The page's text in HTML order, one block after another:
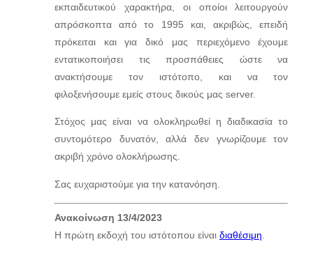
εκπαιδευτικού χαρακτήρα, οι οποίοι λειτουργούν
απρόσκοπτα από το 1995 και, ακριβώς, επειδή
πρόκειται και για δικό μας περιεχόμενο έχουμε
εντατικοποιήσει τις προσπάθειες ώστε να
ανακτήσουμε τον ιστότοπο, και να τον
φιλοξενήσουμε εμείς στους δικούς μας server.
Στόχος μας είναι να ολοκληρωθεί η διαδικασία το
συντομότερο δυνατόν, αλλά δεν γνωρίζουμε τον
ακριβή χρόνο ολοκλήρωσης.
Σας ευχαριστούμε για την κατανόηση.
Ανακοίνωση 13/4/2023
Η πρώτη εκδοχή του ιστότοπου είναι διαθέσιμη